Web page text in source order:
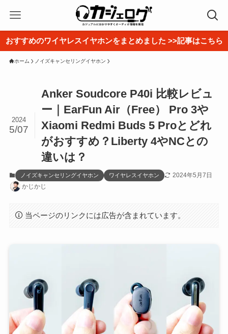
おすすめのワイヤレスイヤホンをまとめました >>記事はこちら
ホーム ノイズキャンセリングイヤホン
Anker Soudcore P40i 比較レビュ
ー｜EarFun Air（Free） Pro 3や
Xiaomi Redmi Buds 5 Proとどれ
がおすすめ？Liberty 4やNCとの
違いは？
2024
5/07
ノイズキャンセリングイヤホン ワイヤレスイヤホン
2024年5月7日
かじかじ
当ページのリンクには広告が含まれています。